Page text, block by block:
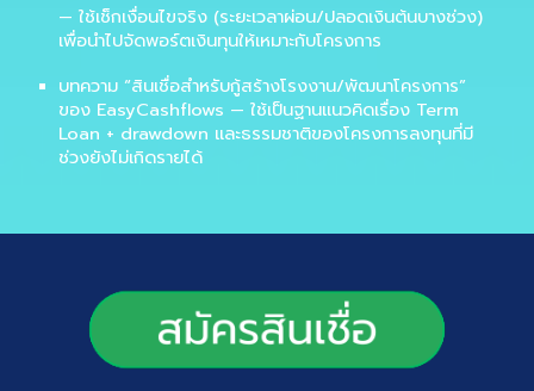
— ใช้เช็กเงื่อนไขจริง (ระยะเวลาผ่อน/ปลอดเงินต้นบางช่วง)
เพื่อนำไปจัดพอร์ตเงินทุนให้เหมาะกับโครงการ
บทความ “สินเชื่อสำหรับกู้สร้างโรงงาน/พัฒนาโครงการ”
ของ EasyCashflows — ใช้เป็นฐานแนวคิดเรื่อง Term
Loan + drawdown และธรรมชาติของโครงการลงทุนที่มี
ช่วงยังไม่เกิดรายได้